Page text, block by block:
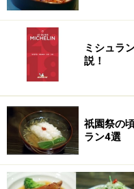
ォーマンスの高さが魅
ものこそ、弁当選び
「これだけしか入っ
～？」と思わせるよう
には至りません。しか
は、「味」「価格帯」
スの弁当でなくてはな
の三大弁当特集になっ
それでは、まず一店目
ミシュラ
説！
祇園祭の
ラン4選